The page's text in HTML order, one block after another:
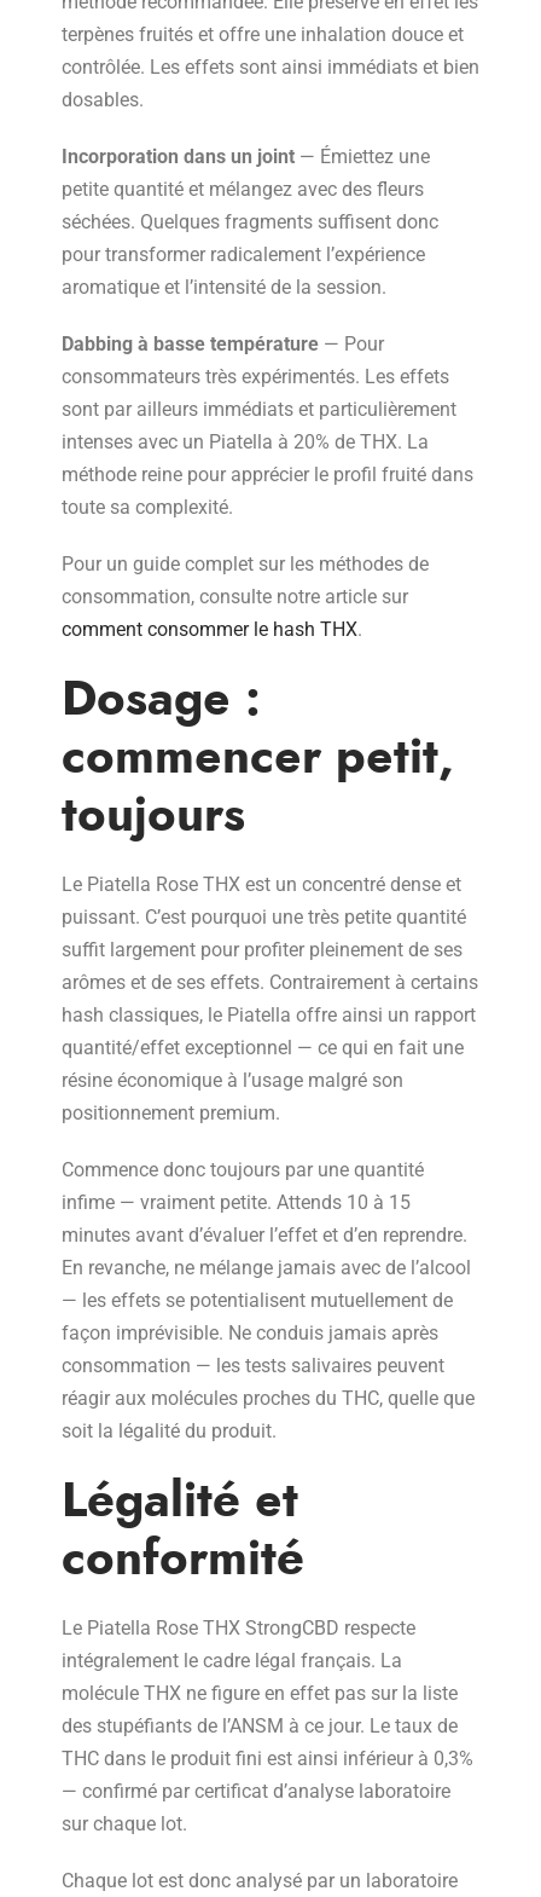
terpènes fruités et offre une inhalation douce et
contrôlée. Les effets sont ainsi immédiats et bien
dosables.
Incorporation dans un joint — Émiettez une
petite quantité et mélangez avec des fleurs
séchées. Quelques fragments suffisent donc
pour transformer radicalement l’expérience
aromatique et l’intensité de la session.
Dabbing à basse température — Pour
consommateurs très expérimentés. Les effets
sont par ailleurs immédiats et particulièrement
intenses avec un Piatella à 20% de THX. La
méthode reine pour apprécier le profil fruité dans
toute sa complexité.
Pour un guide complet sur les méthodes de
consommation, consulte notre article sur
comment consommer le hash THX.
Dosage :
commencer petit,
toujours
Le Piatella Rose THX est un concentré dense et
puissant. C’est pourquoi une très petite quantité
suffit largement pour profiter pleinement de ses
arômes et de ses effets. Contrairement à certains
hash classiques, le Piatella offre ainsi un rapport
quantité/effet exceptionnel — ce qui en fait une
résine économique à l’usage malgré son
positionnement premium.
Commence donc toujours par une quantité
infime — vraiment petite. Attends 10 à 15
minutes avant d’évaluer l’effet et d’en reprendre.
En revanche, ne mélange jamais avec de l’alcool
— les effets se potentialisent mutuellement de
façon imprévisible. Ne conduis jamais après
consommation — les tests salivaires peuvent
réagir aux molécules proches du THC, quelle que
soit la légalité du produit.
Légalité et
conformité
Le Piatella Rose THX StrongCBD respecte
intégralement le cadre légal français. La
molécule THX ne figure en effet pas sur la liste
des stupéfiants de l’ANSM à ce jour. Le taux de
THC dans le produit fini est ainsi inférieur à 0,3%
— confirmé par certificat d’analyse laboratoire
sur chaque lot.
Chaque lot est donc analysé par un laboratoire